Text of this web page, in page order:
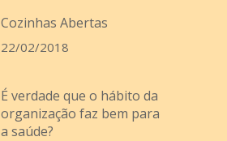
Cozinhas Abertas
22/02/2018
É verdade que o hábito da
organização faz bem para
a saúde?